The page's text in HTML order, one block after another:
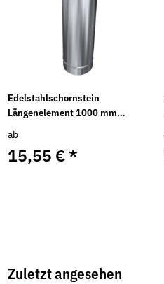
Edelstahlschornstein
Längenelement 1000 mm
ab
15,55 € *
Zuletzt angesehen